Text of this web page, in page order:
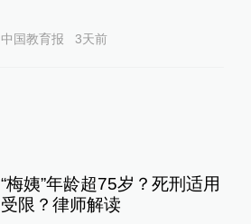
中国教育报 3天前
“梅姨”年龄超75岁？死刑适用
受限？律师解读